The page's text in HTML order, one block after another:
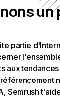
un
partie
aux
Semrush